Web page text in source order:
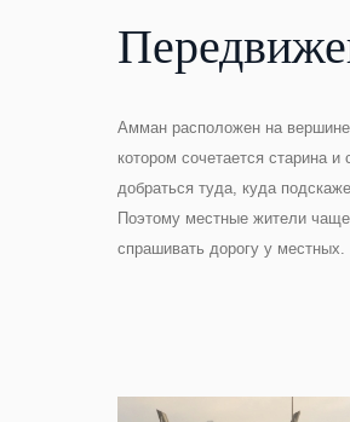
Амман расположен на
котором сочетается старина
добраться туда, куда
Поэтому местные жители
спрашивать дорогу у